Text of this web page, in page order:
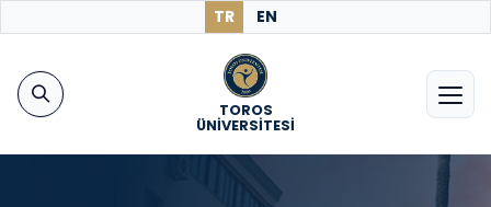
TR EN
TOROS
ÜNİVERSİTESİ